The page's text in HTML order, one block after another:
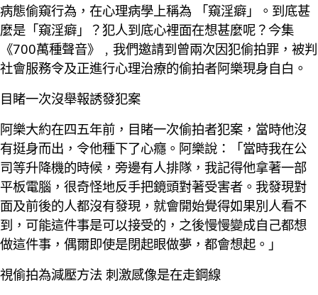
病態偷窺行為，在心理病學上稱為 「窺淫癖」。到底甚
麼是「窺淫癖」？犯人到底心裡面在想甚麼呢？今集
《700萬種聲音》﹐我們邀請到曾兩次因犯偷拍罪，被判
社會服務令及正進行心理治療的偷拍者阿樂現身自白。
目睹一次沒舉報誘發犯案
阿樂大約在四五年前，目睹一次偷拍者犯案，當時他沒
有挺身而出，令他種下了心癮。阿樂說：「當時我在公
司等升降機的時候，旁邊有人排隊，我記得他拿著一部
平板電腦，很奇怪地反手把鏡頭對著受害者。我發現對
面及前後的人都沒有發現，就會開始覺得如果別人看不
到，可能這件事是可以接受的，之後慢慢變成自己都想
做這件事，偶爾即使是閉起眼做夢，都會想起。」
視偷拍為減壓方法 刺激感像是在走鋼線